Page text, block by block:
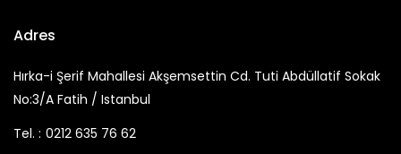
Adres
Hırka-i Şerif Mahallesi Akşemsettin Cd. Tuti Abdüllatif Sokak
No:3/A Fatih / Istanbul
Tel. : 0212 635 76 62